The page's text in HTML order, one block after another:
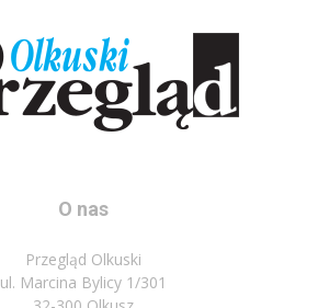
O nas
Przegląd Olkuski
ul. Marcina Bylicy 1/301